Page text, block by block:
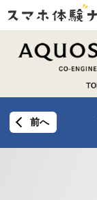
前へ